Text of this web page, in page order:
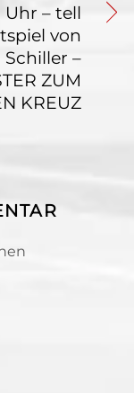
Uhr – tell
von
–
ZUM
KREUZ